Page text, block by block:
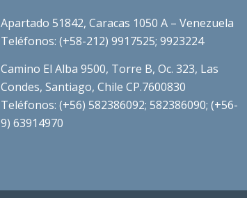
Apartado 51842, Caracas 1050 A – Venezuela
Teléfonos: (+58-212) 9917525; 9923224
Camino El Alba 9500, Torre B, Oc. 323, Las
Condes, Santiago, Chile CP.7600830
Teléfonos: (+56) 582386092; 582386090; (+56-
9) 63914970